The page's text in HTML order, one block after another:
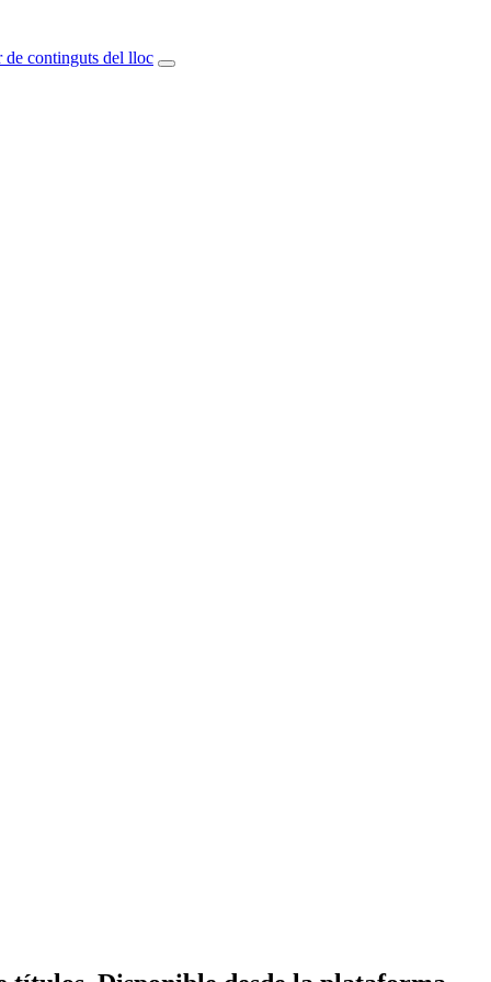
de continguts del lloc